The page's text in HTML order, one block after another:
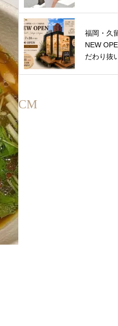
福岡・久
NEW
だわり抜
CM